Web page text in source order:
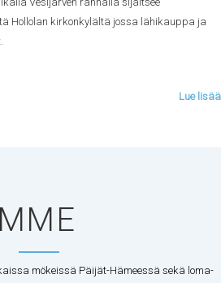
Hollolan kirkonkylältä jossa lähikauppa ja
Lue lisää
mökeissä Päijät-Hämeessä sekä loma-